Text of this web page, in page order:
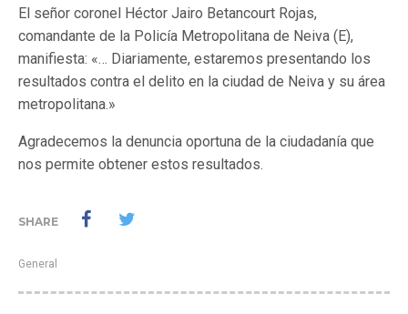
El señor coronel Héctor Jairo Betancourt Rojas,
comandante de la Policía Metropolitana de Neiva (E),
manifiesta: «… Diariamente, estaremos presentando los
resultados contra el delito en la ciudad de Neiva y su área
metropolitana.»
Agradecemos la denuncia oportuna de la ciudadanía que
nos permite obtener estos resultados.
SHARE
General